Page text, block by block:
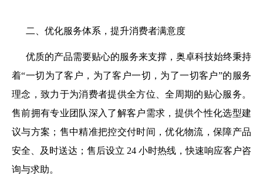
二、优化服务体系，提升消费者满意度
优质的产品需要贴心的服务来支撑，奥卓科技始终秉持
着“一切为了客户，为了客户一切，为了一切客户”的服务
理念，致力于为消费者提供全方位、全周期的贴心服务。
售前拥有专业团队深入了解客户需求，提供个性化选型建
议与方案；售中精准把控交付时间，优化物流，保障产品
安全、及时送达；售后设立 24 小时热线，快速响应客户咨
询与求助。